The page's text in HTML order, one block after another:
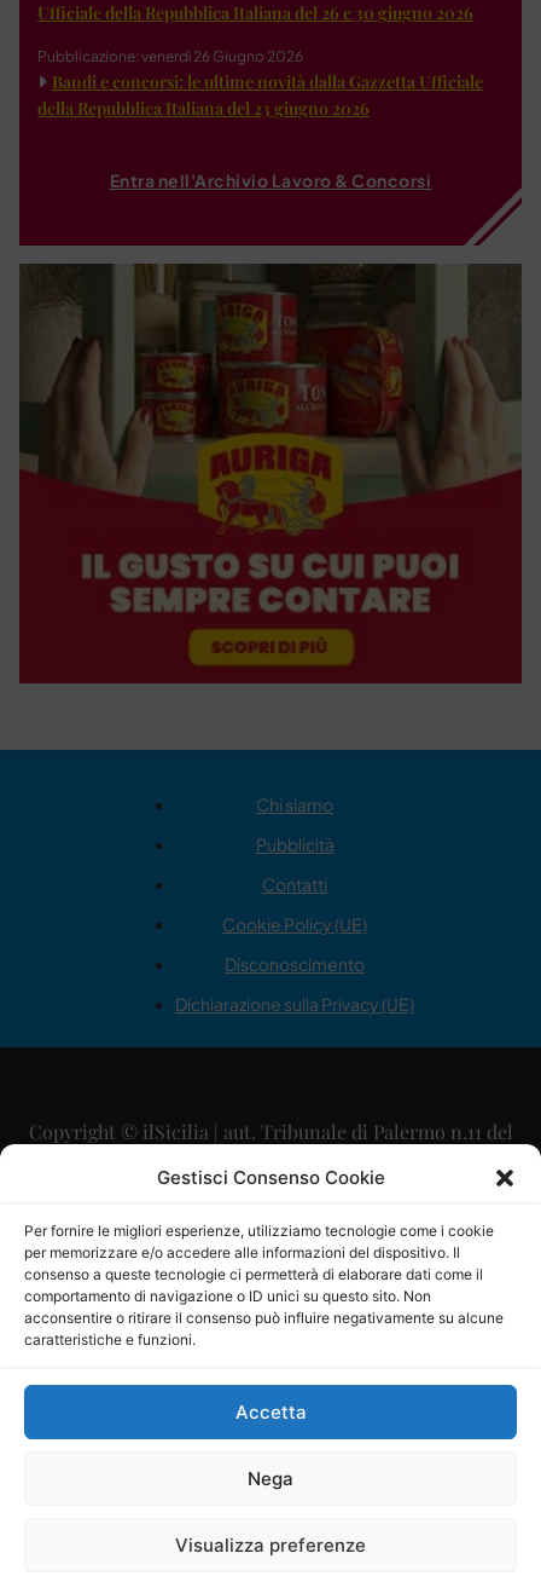
Gestisci Consenso Cookie
Per fornire le migliori esperienze, utilizziamo tecnologie come i cookie
per memorizzare e/o accedere alle informazioni del dispositivo. Il
consenso a queste tecnologie ci permetterà di elaborare dati come il
comportamento di navigazione o ID unici su questo sito. Non
acconsentire o ritirare il consenso può influire negativamente su alcune
caratteristiche e funzioni.
Accetta
Nega
Visualizza preferenze
Ufficiale della Repubblica Italiana del 26 e 30 giugno 2026
Pubblicazione: venerdì 26 Giugno 2026
Bandi e concorsi: le ultime novità dalla Gazzetta Ufficiale
della Repubblica Italiana del 23 giugno 2026
Entra nell'Archivio Lavoro & Concorsi
Chi siamo
Pubblicità
Contatti
Cookie Policy (UE)
Disconoscimento
Dichiarazione sulla Privacy (UE)
Copyright © ilSicilia | aut. Tribunale di Palermo n.11 del
29/09/2015
Direttore Editoriale: Maurizio Scaglione
Direttore Responsabile: Maria Calabrese
P.IVA: 06334930820
Mercurio Comunicazione Società Cooperativa a r.l. è
iscritta al Registro degli Operatori di Comunicazione al
Sito gestito daLa Digitale srl–info@ladigitale.it